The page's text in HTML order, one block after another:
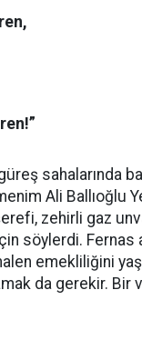
sahalarında
Ali Ballıoğlu
zehirli gaz
söylerdi. Fernas
emekliliğini
da gerekir. Bir